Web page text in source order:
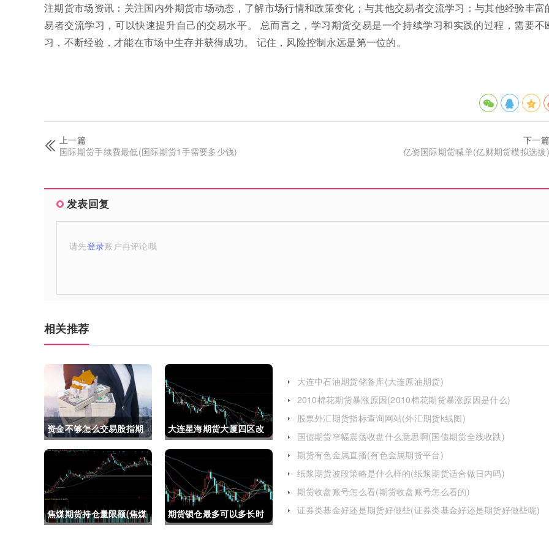
注期货市场资讯：关注国内外期货市场动态，了解市场行情和政策变化；与其他交易者交流学习：与其他经验丰富
易者交流学习，可以快速提升自己的交易水平。 总而言之，学习期货交易是一个持续学习和实践的过程，需要不
习，不断经验，才能在市场中生存并获得成功。 记住，风险控制永远是第一位的。
上一篇
国际期货手续费最低(国际期货1手需要多少钱)
下一篇
亿资国际期货喊单(亿财期货模拟选拔)
发表回复
请先登录账户再评论哦
相关推荐
资金不够怎么交易股指期
货(资金不够怎么交易股指
期货呢)
大连星海期货大厦四区改
建(大连星海广场期货大
厦)
焦煤期货持仓量限额(焦煤
期货锁仓最多可以多长时
大连中石油期货储备库(大连原油期货)
2010棉花期货暴涨原因(2010棉花期货暴涨原因是什么)
股票外汇期货指标查询网站(外汇期货k线图)
国债期货窄幅震荡收盘什么意思啊(国债期货全线收跌)
期货有色金属直播(有色金属期货平台)
纸浆期货波段策略是什么样的(纸浆期货适合做日内吗)
期货收盘账号怎么看(期货收盘账号怎么看的)
证券类基金好还是期货好做些(证券类基金好还是期货好做些呢)